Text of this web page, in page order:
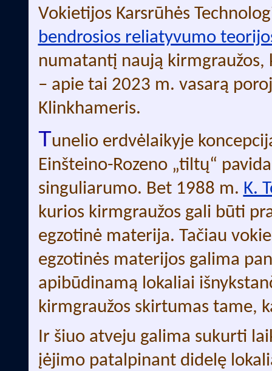
Vokietijos Karsrūhės
bendrosios reliatyvumo
numatantį naują
– apie tai 2023 m. vasarą
Klinkhameris.
Tunelio erdvėlaikyje
Einšteino-Rozeno „tiltų“
singuliarumo. Bet 1988 m. K.
kurios kirmgraužos gali būti
egzotinė materija. Tačiau
egzotinės materijos galima
apibūdinamą lokaliai
kirmgraužos skirtumas tame,
Ir šiuo atveju galima sukurti
įėjimo patalpinant didelę